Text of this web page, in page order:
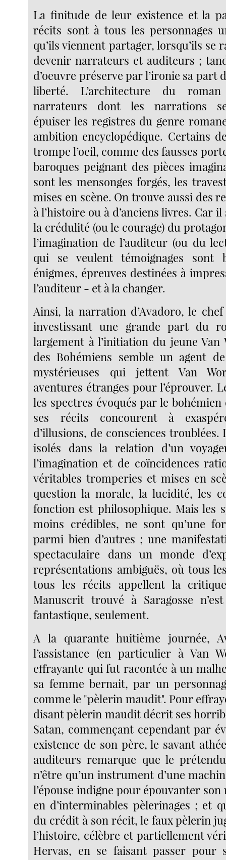
La finitude de leur existence et la
récits sont à tous les personnages
qu’ils viennent partager, lorsqu’ils se
devenir narrateurs et auditeurs ;
d’oeuvre préserve par l’ironie sa part
liberté. L’architecture du
narrateurs dont les narrations
épuiser les registres du genre
ambition encyclopédique. Certains
trompe l’oeil, comme des fausses
baroques peignant des pièces
sont les mensonges forgés, les
mises en scène. On trouve aussi des
à l’histoire ou à d’anciens livres. Car il
la crédulité (ou le courage) du
l’imagination de l’auditeur (ou du
qui se veulent témoignages sont
énigmes, épreuves destinées à
l’auditeur - et à la changer.
Ainsi, la narration d’Avadoro, le
investissant une grande part du
largement à l’initiation du jeune Van
des Bohémiens semble un agent
mystérieuses qui jettent Van
aventures étranges pour l’éprouver.
les spectres évoqués par le
ses récits concourent à
d’illusions, de consciences troublées.
isolés dans la relation d’un
l’imagination et de coïncidences
véritables tromperies et mises en
question la morale, la lucidité, les
fonction est philosophique. Mais les
moins crédibles, ne sont qu’une
parmi bien d’autres ; une
spectaculaire dans un monde
représentations ambiguës, où tous
tous les récits appellent la
Manuscrit trouvé à Saragosse
fantastique, seulement.
A la quarante huitième journée,
l’assistance (en particulier à Van
effrayante qui fut racontée à un
sa femme bernait, par un
comme le "pèlerin maudit". Pour
disant pèlerin maudit décrit ses
Satan, commençant cependant par
existence de son père, le savant
auditeurs remarque que le
n’être qu’un instrument d’une
l’épouse indigne pour épouvanter son
en d’interminables pèlerinages ; et
du crédit à son récit, le faux pèlerin
l’histoire, célèbre et partiellement
Hervas, en se faisant passer pour